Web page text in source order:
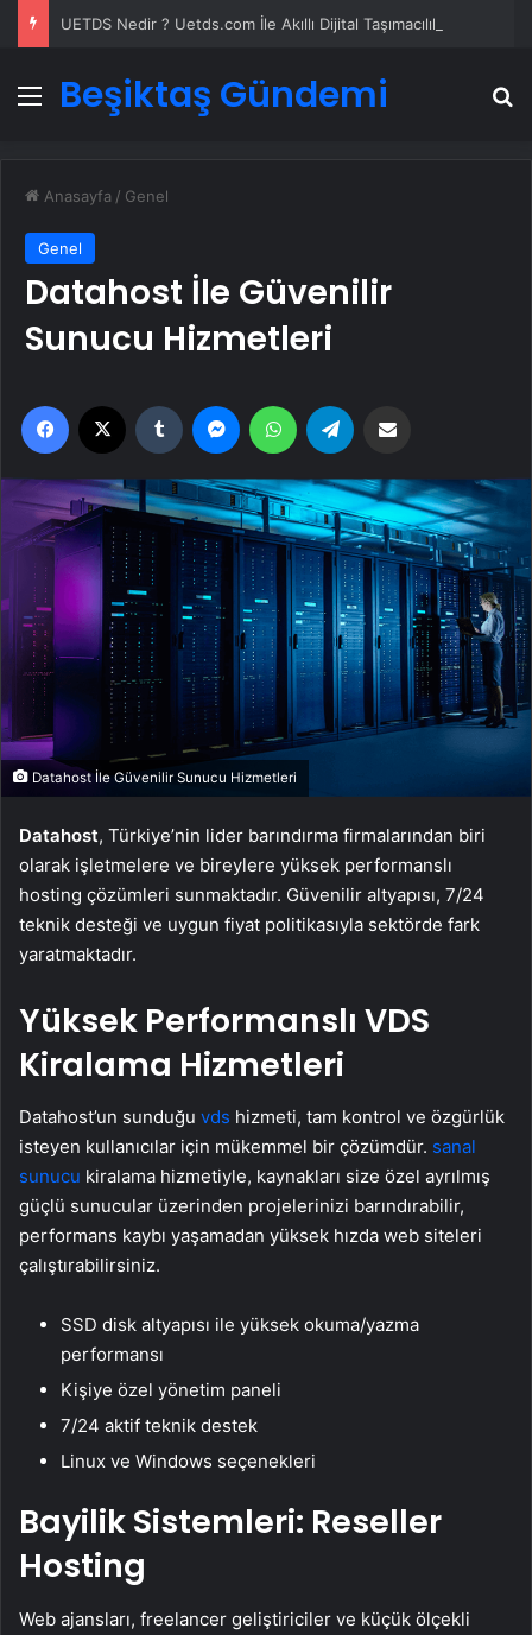
Menü
Beşiktaş Gündemi
Anasayfa / Genel
Genel
Datahost İle Güvenilir
Sunucu Hizmetleri
Facebook Tumblr MessengerWhatsApp
Datahost İle Güvenilir Sunucu Hizmetleri
Datahost, Türkiye’nin lider barındırma firmalarından biri
olarak işletmelere ve bireylere yüksek performanslı
hosting çözümleri sunmaktadır. Güvenilir altyapısı, 7/24
teknik desteği ve uygun fiyat politikasıyla sektörde fark
yaratmaktadır.
Yüksek Performanslı VDS
Kiralama Hizmetleri
Datahost’un sunduğu vds hizmeti, tam kontrol ve özgürlük
isteyen kullanıcılar için mükemmel bir çözümdür. sanal
sunucu kiralama hizmetiyle, kaynakları size özel ayrılmış
güçlü sunucular üzerinden projelerinizi barındırabilir,
performans kaybı yaşamadan yüksek hızda web siteleri
çalıştırabilirsiniz.
SSD disk altyapısı ile yüksek okuma/yazma
performansı
Kişiye özel yönetim paneli
7/24 aktif teknik destek
Linux ve Windows seçenekleri
Bayilik Sistemleri: Reseller
Hosting
Web ajansları, freelancer geliştiriciler ve küçük ölçekli